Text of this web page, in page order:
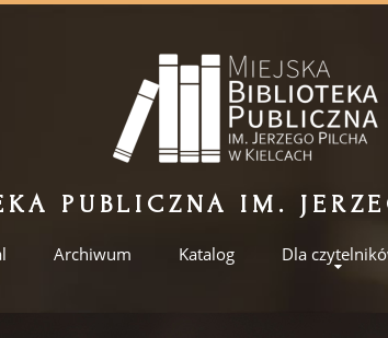
PUBLICZNA IM.
Archiwum Katalog Dla